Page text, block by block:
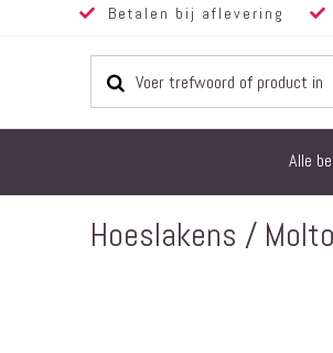
Betalen bij aflevering
Alle
Hoeslakens /